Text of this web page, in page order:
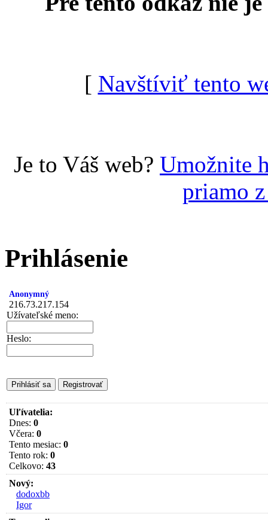
[ Navštíviť tento
Je to Váš web? Umožnite
priamo
Prihlásenie
Anonymný
216.73.217.154
Užívateľské meno:
Heslo:
Uľívatelia:
Dnes: 0
Včera: 0
Tento mesiac: 0
Tento rok: 0
Celkovo: 43
Nový:
dodoxbb
Igor